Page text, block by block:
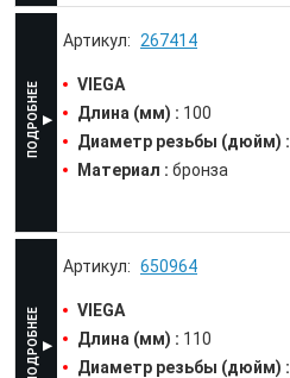
267414
VIEGA
Длина (мм) : 100
Диаметр резьбы (дюйм) :
Материал : бронза
650964
VIEGA
Длина (мм) : 110
Диаметр резьбы (дюйм) :